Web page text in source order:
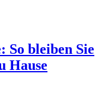
So bleiben Sie
Hause